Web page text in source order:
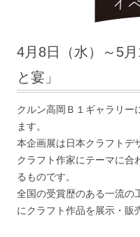
4月8日（水）～5
と宴」
クルン高岡Ｂ１ギャラリー
ます。
本企画展は日本クラフトデ
クラフト作家にテーマに合
るものです。
全国の受賞歴のある一流の
にクラフト作品を展示・販